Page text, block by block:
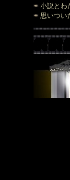
小説とわ
思いつい